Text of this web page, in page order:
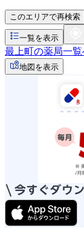
このエリアで再検索
一覧を表示
最上町の薬局一覧
地図を表示